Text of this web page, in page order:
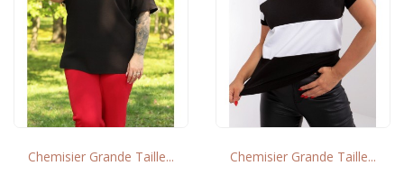
Chemisier Grande Taille... Chemisier Grande Taille...